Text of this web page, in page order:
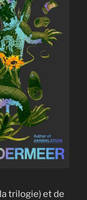
trilogie) et de